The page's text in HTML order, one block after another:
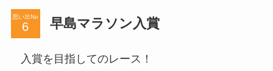
思い出No 早島マラソン入賞
入賞を目指してのレース！